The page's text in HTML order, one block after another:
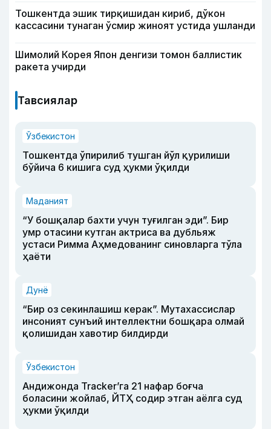
Тошкентда эшик тирқишидан кириб, дўкон
кассасини тунаган ўсмир жиноят устида ушланди
Шимолий Корея Япон денгизи томон баллистик
ракета учирди
Тавсиялар
Ўзбекистон
Тошкентда ўпирилиб тушган йўл қурилиши
бўйича 6 кишига суд ҳукми ўқилди
Маданият
“У бошқалар бахти учун туғилган эди”. Бир
умр отасини кутган актриса ва дубльяж
устаси Римма Аҳмедованинг синовларга тўла
ҳаёти
Дунё
“Бир оз секинлашиш керак”. Мутахассислар
инсоният сунъий интеллектни бошқара олмай
қолишидан хавотир билдирди
Ўзбекистон
Андижонда Tracker’га 21 нафар боғча
боласини жойлаб, ЙТҲ содир этган аёлга суд
ҳукми ўқилди